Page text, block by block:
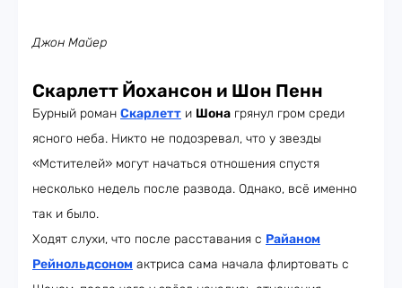
Джон Майер
Скарлетт Йохансон и Шон Пенн
Бурный роман Скарлетт и Шона грянул гром среди
ясного неба. Никто не подозревал, что у звезды
«Мстителей» могут начаться отношения спустя
несколько недель после развода. Однако, всё именно
так и было.
Ходят слухи, что после расставания с Райаном
Рейнольдсоном актриса сама начала флиртовать с